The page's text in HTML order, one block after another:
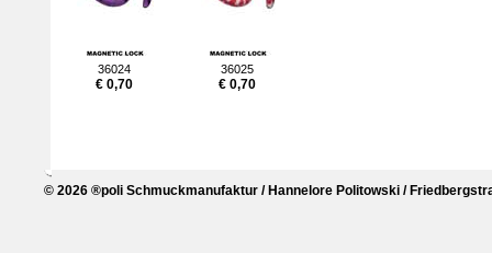
36024
€ 0,70
36025
€ 0,70
© 2026 ®poli Schmuckmanufaktur / Hannelore Politowski /